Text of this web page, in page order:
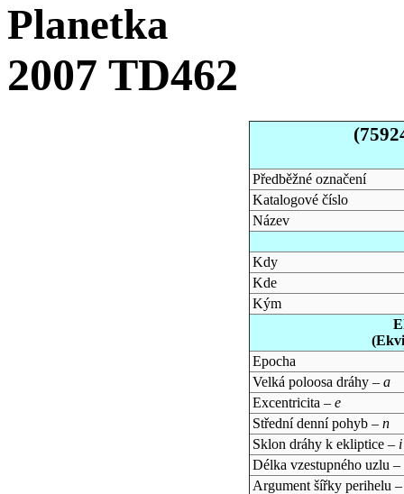
Planetka
2007 TD462
Předběžné označení
Katalogové číslo
Název
Kdy
Kde
Kým
Epocha
Velká poloosa dráhy – a
Excentricita – e
Střední denní pohyb – n
Sklon dráhy k ekliptice – i
Délka vzestupného uzlu –
Argument šířky perihelu